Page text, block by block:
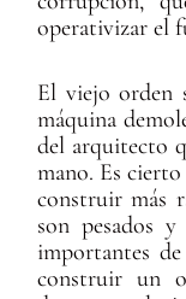
operativizar el
El viejo orden
máquina
del arquitecto
mano. Es
construir más
son pesados
importantes
construir un